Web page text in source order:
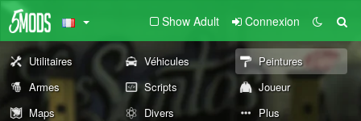
Show Adult Connexion
Utilitaires Véhicules
Peintures
Armes
Scripts
Joueur
Maps
Divers Plus